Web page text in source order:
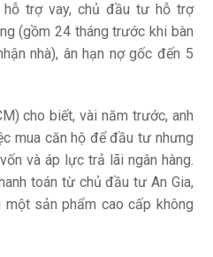
hỗ trợ vay, chủ đầu tư hỗ trợ
(gồm 24 tháng trước khi bàn
nhà), ân hạn nợ gốc đến 5
cho biết, vài năm trước, anh
mua căn hộ để đầu tư nhưng
và áp lực trả lãi ngân hàng.
toán từ chủ đầu tư An Gia,
sản phẩm cao cấp không